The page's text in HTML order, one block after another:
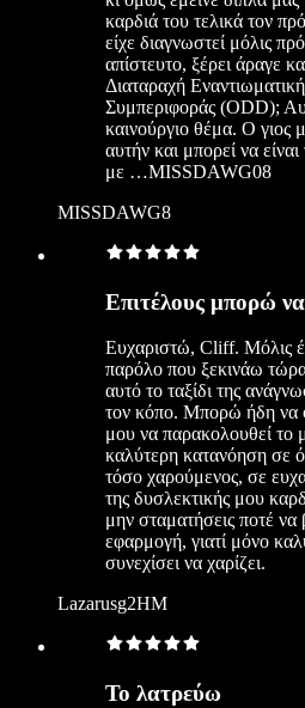
καρδιά του τελικά τον
είχε διαγνωστεί μόλις
απίστευτο, ξέρει άραγε
Διαταραχή
Συμπεριφοράς (ODD);
καινούργιο θέμα. Ο γιος
αυτήν και μπορεί να
με …MISSDAWG08
MISSDAWG8
Επιτέλους μπορώ
Ευχαριστώ, Cliff. Μόλις
παρόλο που ξεκινάω
αυτό το ταξίδι της
τον κόπο. Μπορώ ήδη να
μου να παρακολουθεί
καλύτερη κατανόηση σε
τόσο χαρούμενος, σε
της δυσλεκτικής μου
μην σταματήσεις ποτέ να
εφαρμογή, γιατί μόνο
συνεχίσει να χαρίζει.
Lazarusg2HM
Το λατρεύω